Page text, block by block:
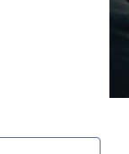
す。お客